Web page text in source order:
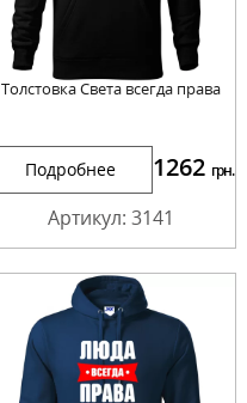
Толстовка Света всегда права
Подробнее 1262 грн.
Артикул: 3141